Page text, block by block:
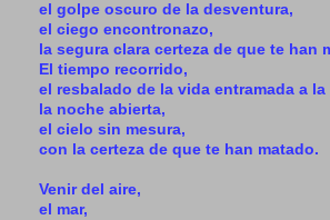
el golpe oscuro de la desventura,
el ciego encontronazo,
la segura clara certeza de que te han
El tiempo recorrido,
el resbalado de la vida entramada a la
la noche abierta,
el cielo sin mesura,
con la certeza de que te han matado.
Venir del aire,
el mar,